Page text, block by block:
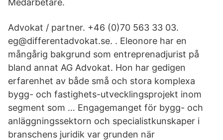
Medarbetare.
Advokat / partner. +46 (0)70 563 33 03.
eg@differentadvokat.se. . Eleonore har en
mångårig bakgrund som entreprenadjurist på
bland annat AG Advokat. Hon har gedigen
erfarenhet av både små och stora komplexa
bygg- och fastighets-utvecklingsprojekt inom
segment som … Engagemanget för bygg- och
anläggningssektorn och specialistkunskaper i
branschens juridik var grunden när